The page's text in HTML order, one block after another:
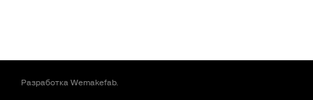
РазработкаWemakefab.